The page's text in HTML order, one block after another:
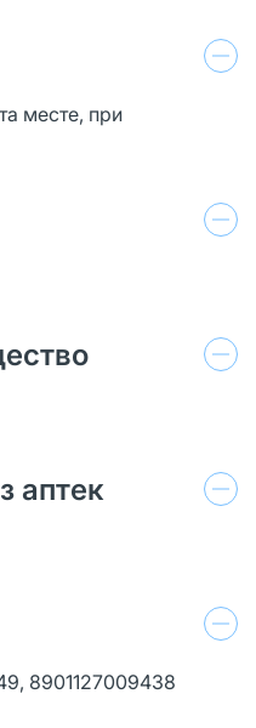
месте, при
аптек
8901127009438